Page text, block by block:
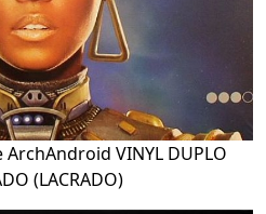
ArchAndroid VINYL DUPLO
(LACRADO)